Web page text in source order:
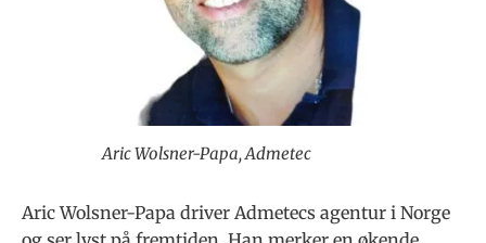
Aric Wolsner-Papa, Admetec
Aric Wolsner-Papa driver Admetecs agentur i Norge